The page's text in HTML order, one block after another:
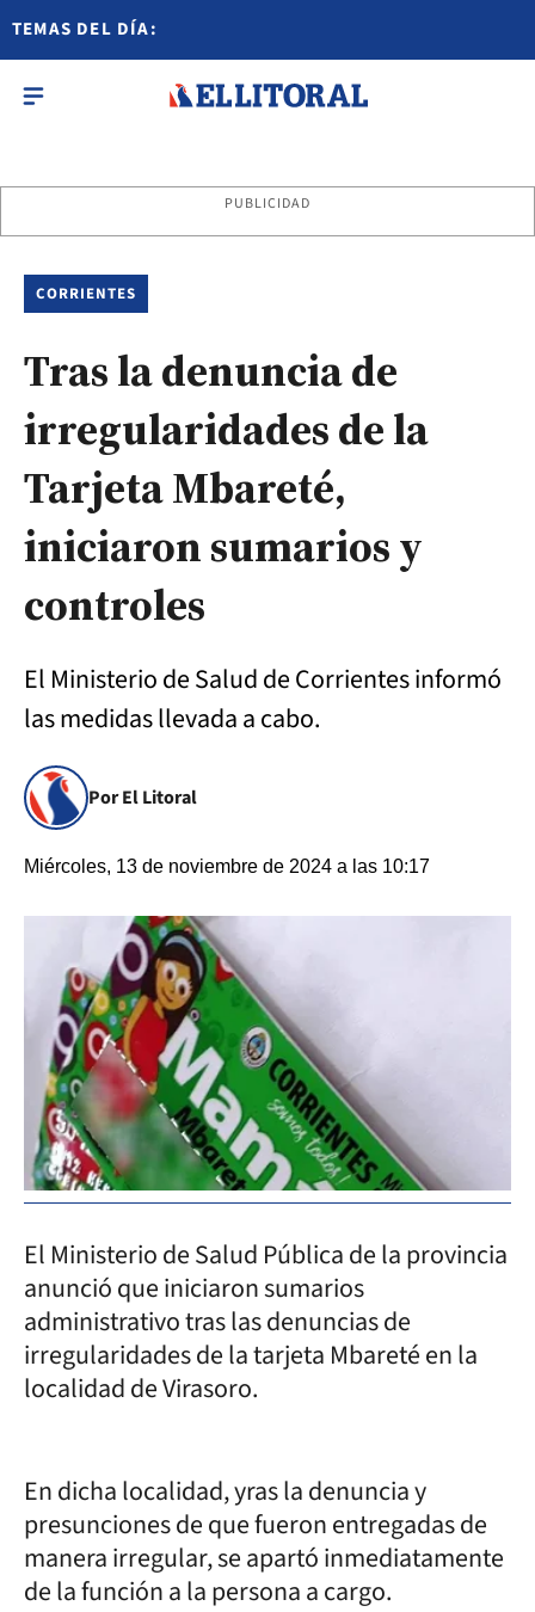
TEMAS DEL DÍA:
PUBLICIDAD
CORRIENTES
Tras la denuncia de
irregularidades de la
Tarjeta Mbareté,
iniciaron sumarios y
controles
El Ministerio de Salud de Corrientes informó
las medidas llevada a cabo.
Por El Litoral
Miércoles, 13 de noviembre de 2024 a las 10:17
El Ministerio de Salud Pública de la provincia
anunció que iniciaron sumarios
administrativo tras las denuncias de
irregularidades de la tarjeta Mbareté en la
localidad de Virasoro.
En dicha localidad, yras la denuncia y
presunciones de que fueron entregadas de
manera irregular, se apartó inmediatamente
de la función a la persona a cargo.